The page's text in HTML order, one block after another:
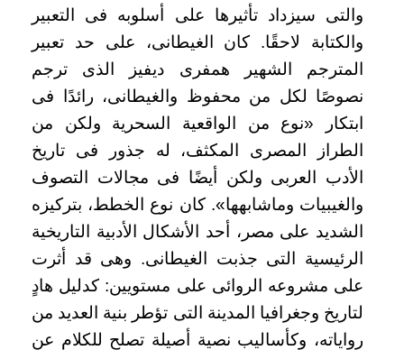
والتى سيزداد تأثيرها على أسلوبه فى التعبير
والكتابة لاحقًا. كان الغيطانى، على حد تعبير
المترجم الشهير همفرى ديفيز الذى ترجم
نصوصًا لكل من محفوظ والغيطانى، رائدًا فى
ابتكار «نوع من الواقعية السحرية ولكن من
الطراز المصرى المكثف، له جذور فى تاريخ
الأدب العربى ولكن أيضًا فى مجالات التصوف
والغيبيات وماشابهها». كان نوع الخطط، بتركيزه
الشديد على مصر، أحد الأشكال الأدبية التاريخية
الرئيسية التى جذبت الغيطانى. وهى قد أثرت
على مشروعه الروائى على مستويين: كدليل هادٍ
لتاريخ وجغرافيا المدينة التى تؤطر بنية العديد من
رواياته، وكأساليب نصية أصيلة تصلح للكلام عن